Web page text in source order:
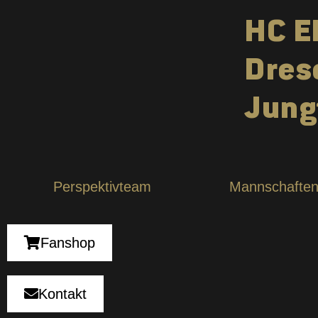
HC
Perspektivteam
Fanshop
Kontakt